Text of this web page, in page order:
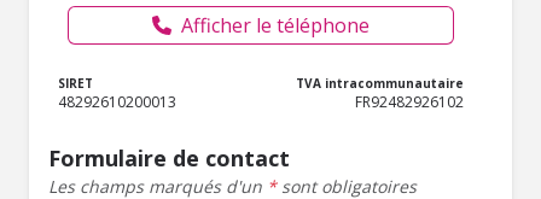
Afficher le téléphone
SIRET
48292610200013
TVA intracommunautaire
FR92482926102
Formulaire de contact
Les champs marqués d'un *sont obligatoires